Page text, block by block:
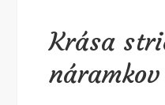
Krása
náramkov